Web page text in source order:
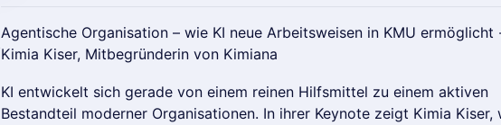
Agentische Organisation – wie KI neue Arbeitsweisen in KMU ermöglicht
Kimia Kiser, Mitbegründerin von Kimiana
KI entwickelt sich gerade von einem reinen Hilfsmittel zu einem aktiven
Bestandteil moderner Organisationen. In ihrer Keynote zeigt Kimia Kiser,